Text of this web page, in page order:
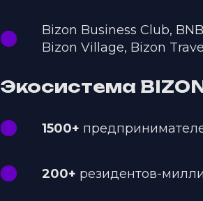
Экосистема
1500+
200+ резидентов-
Bizon Business Club,
Bizon Village, Bizon Travel